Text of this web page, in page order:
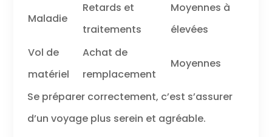
Maladie
Retards et
traitements
Moyennes à
élevées
Vol de
matériel
Achat de
remplacement
Moyennes
Se préparer correctement, c’est s’assurer
d’un voyage plus serein et agréable.